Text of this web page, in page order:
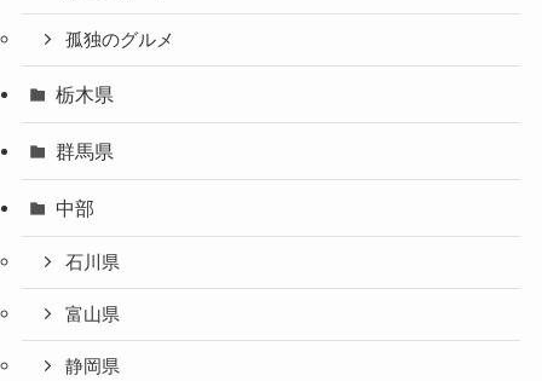
孤独のグルメ
栃木県
群馬県
中部
石川県
富山県
静岡県